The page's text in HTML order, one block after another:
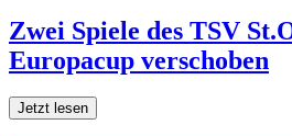
Zwei Spiele des TSV
Europacup verschoben
Jetzt lesen